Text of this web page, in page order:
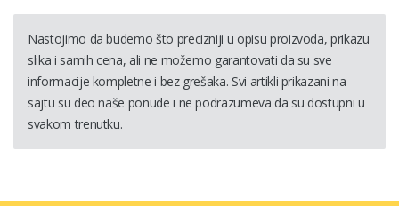
Nastojimo da budemo što precizniji u opisu proizvoda, prikazu
slika i samih cena, ali ne možemo garantovati da su sve
informacije kompletne i bez grešaka. Svi artikli prikazani na
sajtu su deo naše ponude i ne podrazumeva da su dostupni u
svakom trenutku.